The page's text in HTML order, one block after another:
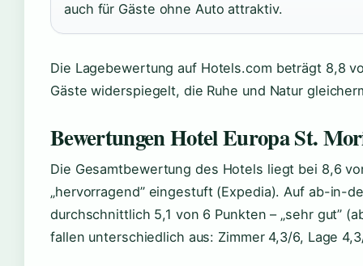
auch für Gäste ohne Auto attraktiv.
Die Lagebewertung auf Hotels.com beträgt 8,8
Gäste widerspiegelt, die Ruhe und Natur
Bewertungen Hotel Europa St.
Die Gesamtbewertung des Hotels liegt bei 8,6
„hervorragend” eingestuft (Expedia). Auf ab-in-
durchschnittlich 5,1 von 6 Punkten – „sehr gut”
fallen unterschiedlich aus: Zimmer 4,3/6, Lage